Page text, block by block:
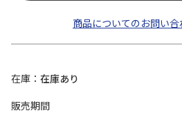
商品についてのお問い
在庫
在庫あり
販売期間